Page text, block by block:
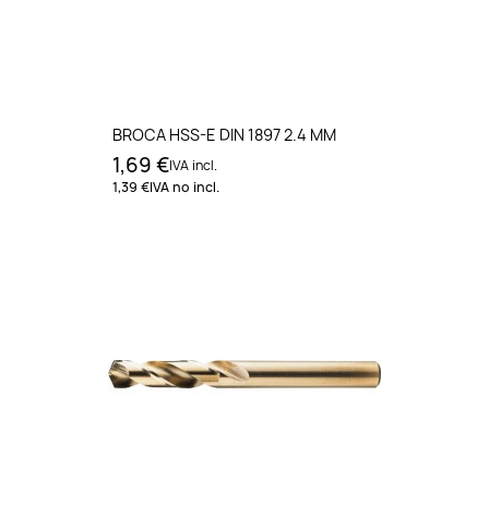
BROCA HSS-E DIN 1897 2.4 MM
1,69 €IVA incl.
1,39 €IVA no incl.